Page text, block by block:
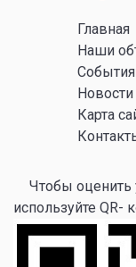
Главная
Наши
События
Новости
Карта
Чтобы оценить
используйте QR-